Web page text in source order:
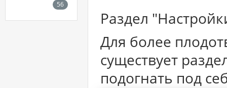
Раздел
Для более
существует
подогнать под